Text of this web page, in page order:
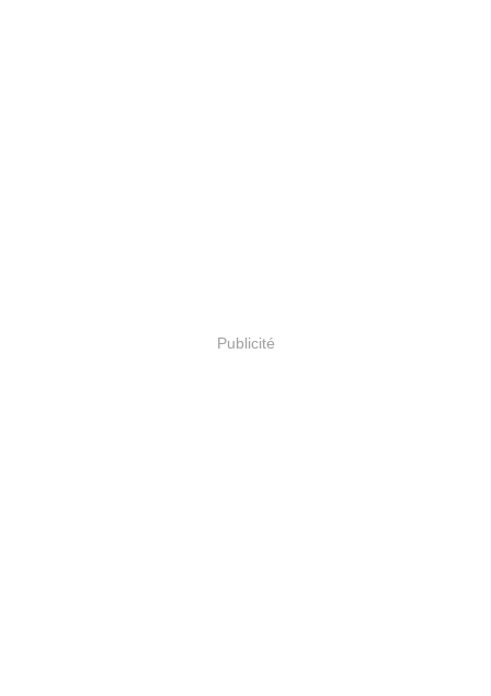
Publicité